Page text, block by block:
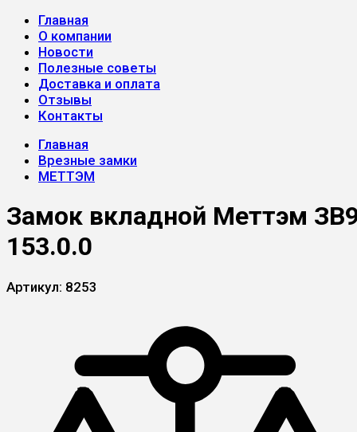
Главная
О компании
Новости
Полезные советы
Доставка и оплата
Отзывы
Контакты
Главная
Врезные замки
МЕТТЭМ
Замок вкладной Меттэм
153.0.0
Артикул: 8253